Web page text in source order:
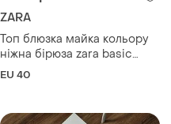
TOP